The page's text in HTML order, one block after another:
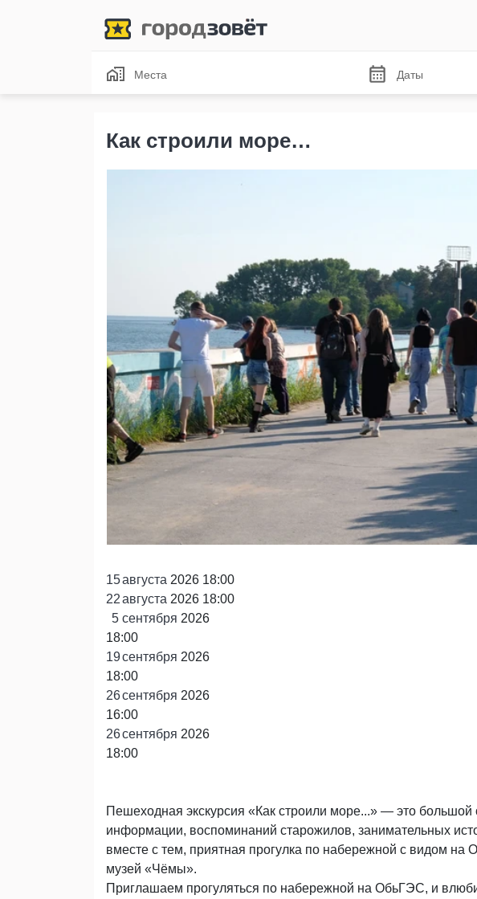
Места Даты
Как строили море…
15августа 2026 18:00
22августа 2026 18:00
5 сентября 2026
18:00
19сентября 2026
18:00
26сентября 2026
16:00
26сентября 2026
18:00
Пешеходная экскурсия «Как строили море...» — это большой
информации, воспоминаний старожилов, занимательных
вместе с тем, приятная прогулка по набережной с видом на
музей «Чёмы».
Приглашаем прогуляться по набережной на ОбьГЭС, и